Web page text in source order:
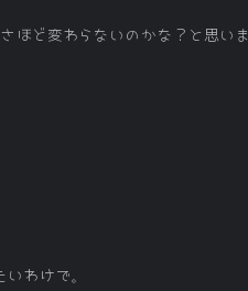
ほど変わらないのかな？と思いま
わけで。